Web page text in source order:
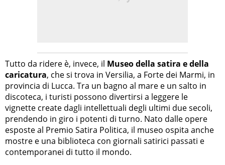
Tutto da ridere è, invece, il Museo della satira e della
caricatura, che si trova in Versilia, a Forte dei Marmi, in
provincia di Lucca. Tra un bagno al mare e un salto in
discoteca, i turisti possono divertirsi a leggere le
vignette create dagli intellettuali degli ultimi due secoli,
prendendo in giro i potenti di turno. Nato dalle opere
esposte al Premio Satira Politica, il museo ospita anche
mostre e una biblioteca con giornali satirici passati e
contemporanei di tutto il mondo.